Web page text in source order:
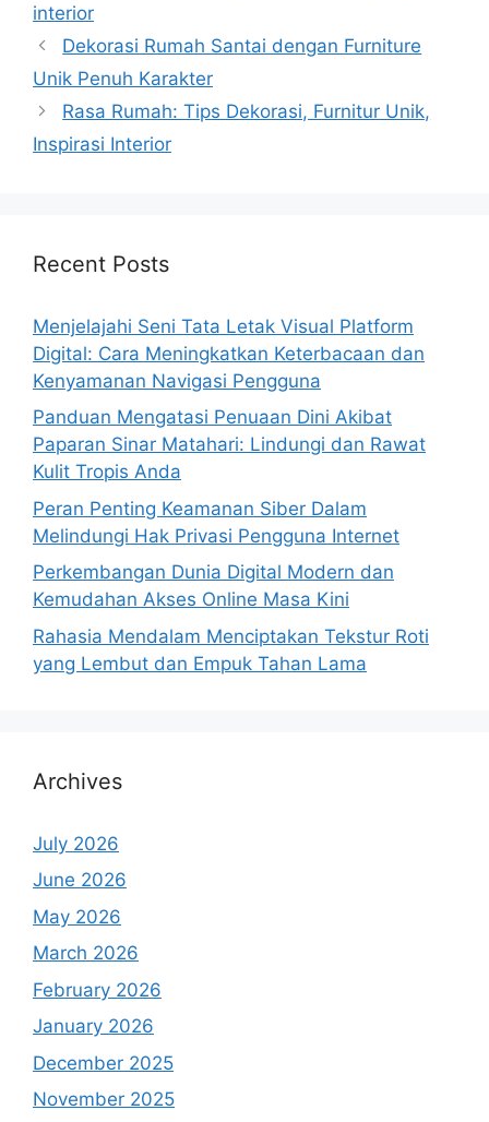
interior
Dekorasi Rumah Santai dengan Furniture
Unik Penuh Karakter
Rasa Rumah: Tips Dekorasi, Furnitur Unik,
Inspirasi Interior
Recent Posts
Menjelajahi Seni Tata Letak Visual Platform
Digital: Cara Meningkatkan Keterbacaan dan
Kenyamanan Navigasi Pengguna
Panduan Mengatasi Penuaan Dini Akibat
Paparan Sinar Matahari: Lindungi dan Rawat
Kulit Tropis Anda
Peran Penting Keamanan Siber Dalam
Melindungi Hak Privasi Pengguna Internet
Perkembangan Dunia Digital Modern dan
Kemudahan Akses Online Masa Kini
Rahasia Mendalam Menciptakan Tekstur Roti
yang Lembut dan Empuk Tahan Lama
Archives
July 2026
June 2026
May 2026
March 2026
February 2026
January 2026
December 2025
November 2025